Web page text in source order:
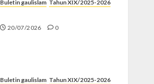
Buletin gaulislam Tahun XIX/2025-2026
20/07/2026 0
Buletin gaulislam Tahun XIX/2025-2026